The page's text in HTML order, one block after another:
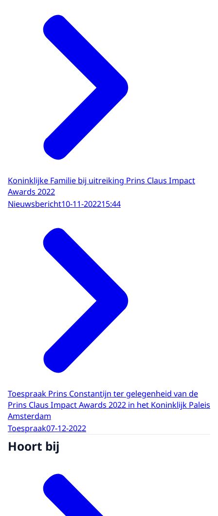
Koninklijke Familie bij uitreiking Prins Claus Impact
Awards 2022
Nieuwsbericht10-11-202215:44
Toespraak Prins Constantijn ter gelegenheid van de
Prins Claus Impact Awards 2022 in het Koninklijk Paleis
Amsterdam
Toespraak07-12-2022
Hoort bij